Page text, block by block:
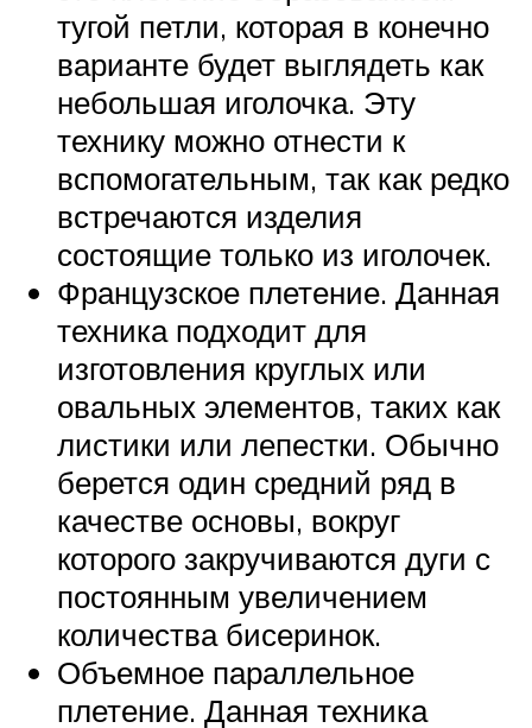
тугой петли, которая в конечно
варианте будет выглядеть как
небольшая иголочка. Эту
технику можно отнести к
вспомогательным, так как редко
встречаются изделия
состоящие только из иголочек.
Французское плетение. Данная
техника подходит для
изготовления круглых или
овальных элементов, таких как
листики или лепестки. Обычно
берется один средний ряд в
качестве основы, вокруг
которого закручиваются дуги с
постоянным увеличением
количества бисеринок.
Объемное параллельное
плетение. Данная техника